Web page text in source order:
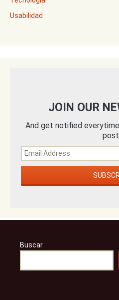
Usabilidad
JOIN OUR
And get notified
Buscar